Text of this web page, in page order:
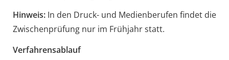
Hinweis: In den Druck- und Medienberufen findet die
Zwischenprüfung nur im Frühjahr statt.
Verfahrensablauf